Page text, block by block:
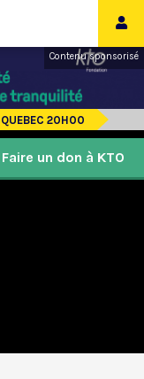
Contenu sponsorisé
20H00
Faire un don à KTO